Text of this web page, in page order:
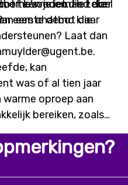
te voeden. Het doel
eerste demo klaar
moet die zeker
of ken je iemand die
een chatbot die
Laat dan
kan
was of al tien jaar
warme oproep aan
bereiken, zoals
met een
met input vanuit
écht is voor iedereen.